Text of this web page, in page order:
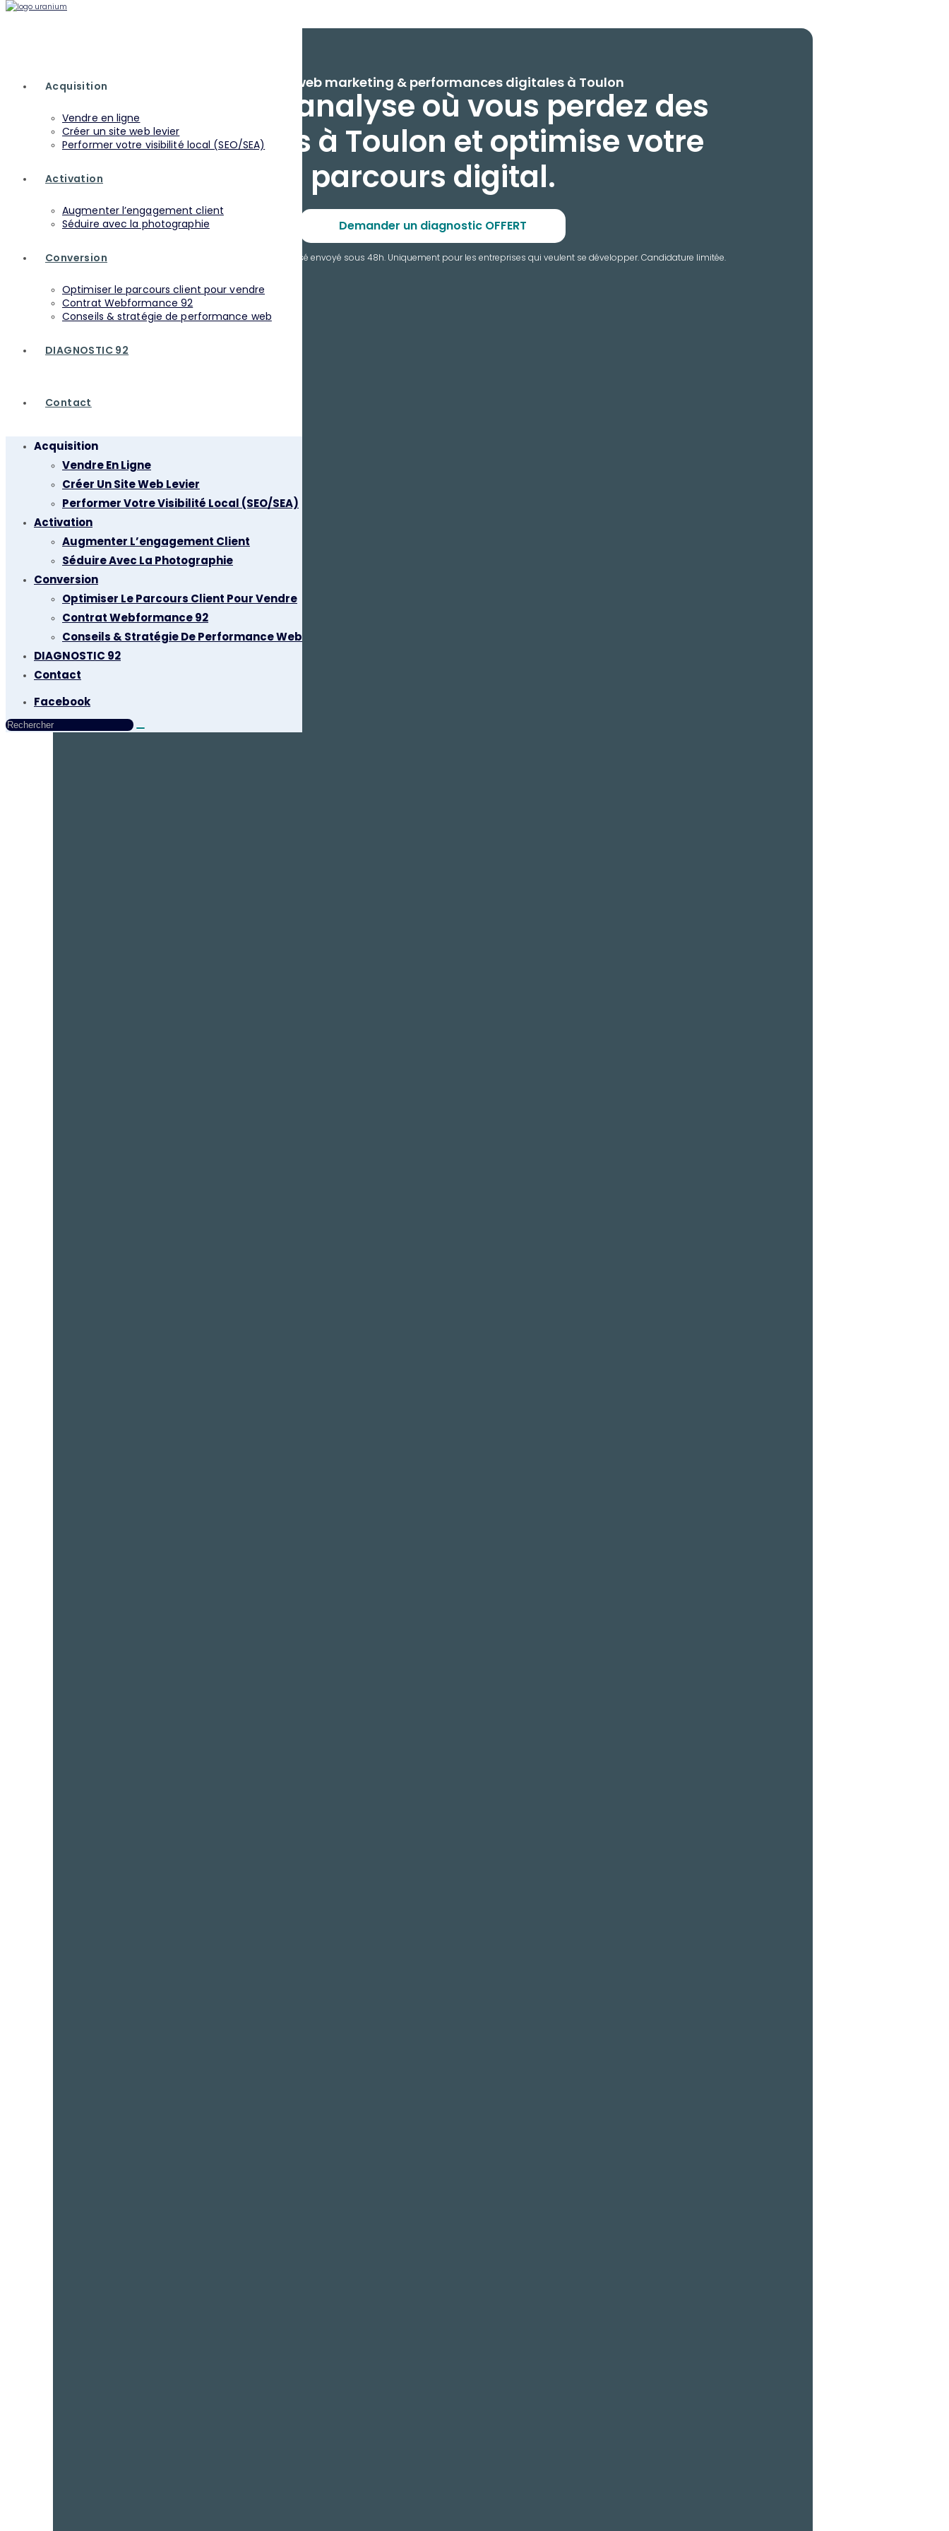
Acquisition
Vendre en ligne
Créer un site web levier
Performer votre visibilité local (SEO/SEA)
Activation
Augmenter l’engagement client
Séduire avec la photographie
Conversion
Optimiser le parcours client pour vendre
Contrat Webformance 92
Conseils & stratégie de performance web
DIAGNOSTIC 92
Contact
Acquisition
Vendre En Ligne
Créer Un Site Web Levier
Performer Votre Visibilité Local (SEO/SEA)
Activation
Augmenter L’engagement Client
Séduire Avec La Photographie
Conversion
Optimiser Le Parcours Client Pour Vendre
Contrat Webformance 92
Conseils & Stratégie De Performance Web
DIAGNOSTIC 92
Contact
Facebook
Agence web marketing & performances digitales à Toulon
Uranium analyse où vous perdez des
prospects à Toulon et optimise votre
parcours digital.
Demander un diagnostic OFFERT
Aucun engagement, audit personnalisé envoyé sous 48h. Uniquement pour les entreprises qui veulent se développer. Candidature limitée.